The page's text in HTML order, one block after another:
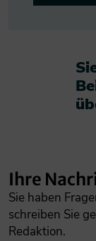
Ihre
Sie haben
schreiben Sie
Redaktion.